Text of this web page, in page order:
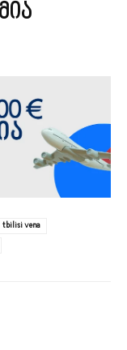
tbilisi vena